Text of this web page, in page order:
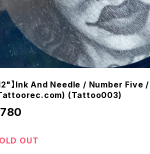
12"】Ink And Needle ‎/ Number Five
(Tattoo003)
OUT